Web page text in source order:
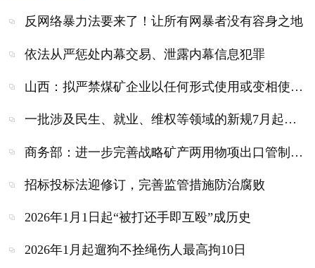
反网络暴力法要来了！让所有网暴者没有容身之地
依法从严惩处内幕交易、泄露内幕信息犯罪
山西：拟严禁煤矿企业以任何形式使用或变相使用井下劳务派遣用工
一批涉及民生、就业、维权等领域的新规7月起施行
商务部：进一步完善战略矿产两用物项出口管制违法违规行为举报处理工作
招标投标法迎修订，完善监管措施防治腐败
2026年1月1日起“被打还手即互殴”成历史
2026年1月起遛狗不拴绳伤人最高拘10日